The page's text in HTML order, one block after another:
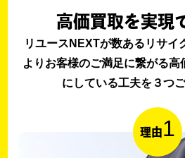
高価買取を実現
リユースNEXTが数あるリサイ
よりお客様のご満足に繋がる
にしている工夫を３つ
理由1